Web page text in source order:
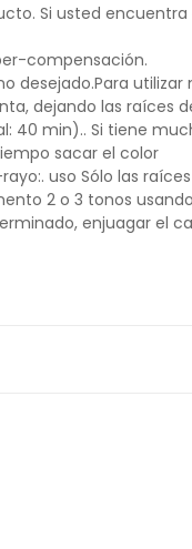
Si usted
compensación.
desejado.Para
dejando las raíces
min).. Si tiene
sacar el color
uso Sólo las
2 o 3 tonos
enjuagar el